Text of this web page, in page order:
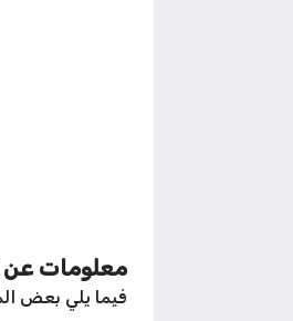
معلومات عن
فيما يلي بعض